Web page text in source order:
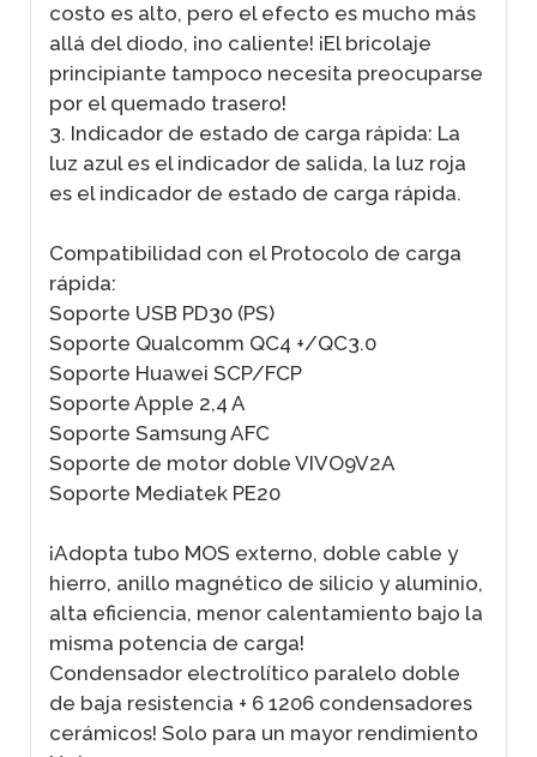
costo es alto, pero el efecto es mucho más
allá del diodo, ¡no caliente! ¡El bricolaje
principiante tampoco necesita preocuparse
por el quemado trasero!
3. Indicador de estado de carga rápida: La
luz azul es el indicador de salida, la luz roja
es el indicador de estado de carga rápida.
Compatibilidad con el Protocolo de carga
rápida:
Soporte USB PD30 (PS)
Soporte Qualcomm QC4 +/QC3.0
Soporte Huawei SCP/FCP
Soporte Apple 2,4 A
Soporte Samsung AFC
Soporte de motor doble VIVO9V2A
Soporte Mediatek PE20
¡Adopta tubo MOS externo, doble cable y
hierro, anillo magnético de silicio y aluminio,
alta eficiencia, menor calentamiento bajo la
misma potencia de carga!
Condensador electrolítico paralelo doble
de baja resistencia + 6 1206 condensadores
cerámicos! Solo para un mayor rendimiento